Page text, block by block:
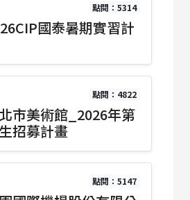
點閱：5314
國泰暑期實習計
點閱：4822
市美術館_2026年第
招募計畫
點閱：5147